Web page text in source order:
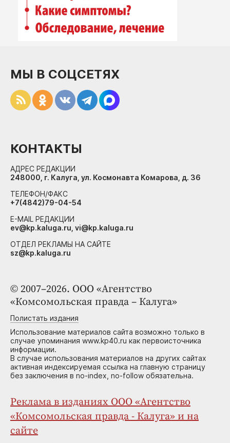
Интересное чтиво
Клиника года
Бренд года
© 2007–2026. ООО «Агентство
«Комсомольская правда – Калуга»
Полистать издания
Использование материалов сайта возможно только в
случае упоминания www.kp40.ru как первоисточника
информации.
В случае использования материалов на других сайтах
активная индексируемая ссылка на главную страницу
без заключения в no-index, no-follow обязательна.
Реклама в изданиях ООО «Агентство
«Комсомольская правда - Калуга» и на
сайте
МЫ В СОЦСЕТЯХ
КОНТАКТЫ
АДРЕС РЕДАКЦИИ
248000, г. Калуга, ул. Космонавта Комарова, д. 36
ТЕЛЕФОН/ФАКС
+7(4842)79-04-54
E-MAIL РЕДАКЦИИ
ev@kp.kaluga.ru, vi@kp.kaluga.ru
ОТДЕЛ РЕКЛАМЫ НА САЙТЕ
sz@kp.kaluga.ru